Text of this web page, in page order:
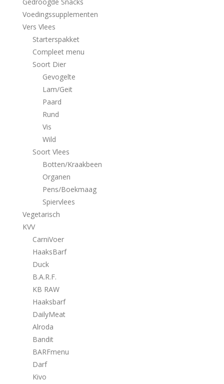
Voedingssupplementen
Vers Vlees
Starterspakket
Compleet menu
Soort Dier
Gevogelte
Lam/Geit
Paard
Rund
Vis
Wild
Soort Vlees
Botten/Kraakbeen
Organen
Pens/Boekmaag
Spiervlees
Vegetarisch
KVV
CarniVoer
HaaksBarf
Duck
B.A.R.F.
KB RAW
Haaksbarf
DailyMeat
Alroda
Bandit
BARFmenu
Darf
Kivo